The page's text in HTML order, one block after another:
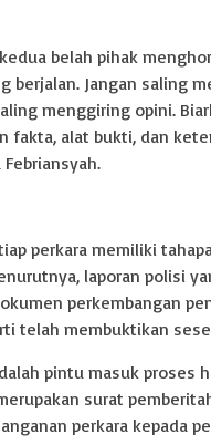
belah pihak
berjalan. Jangan saling
menggiring opini.
fakta, alat bukti, dan
perkara memiliki
laporan polisi
perkembangan
telah membuktikan
pintu masuk proses
surat
perkara kepada